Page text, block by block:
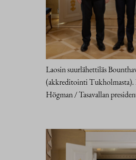
Laosin suurlähettiläs
(akkreditointi
Högman / Tasavallan